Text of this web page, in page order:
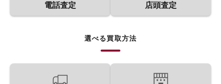
電話査定 店頭査定
選べる買取方法